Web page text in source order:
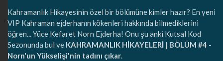
Kahramanlık Hikayesinin özel bir bölümüne kimler hazır? En yeni
VIP Kahraman ejderhanın kökenleri hakkında bilmediklerini
öğren... Yüce Kefaret Norn Ejderha! Onu şu anki Kutsal Kod
Sezonunda bul ve KAHRAMANLIK HİKAYELERİ | BÖLÜM #4 -
Norn'un Yükselişi'nin tadını çıkar.